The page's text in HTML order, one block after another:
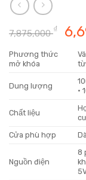
7,875,000₫
Giá
là:
Phương thức
mở khóa
Dung lượng
·
Chất liệu
Cửa phù hợp
Nguồn điện
8